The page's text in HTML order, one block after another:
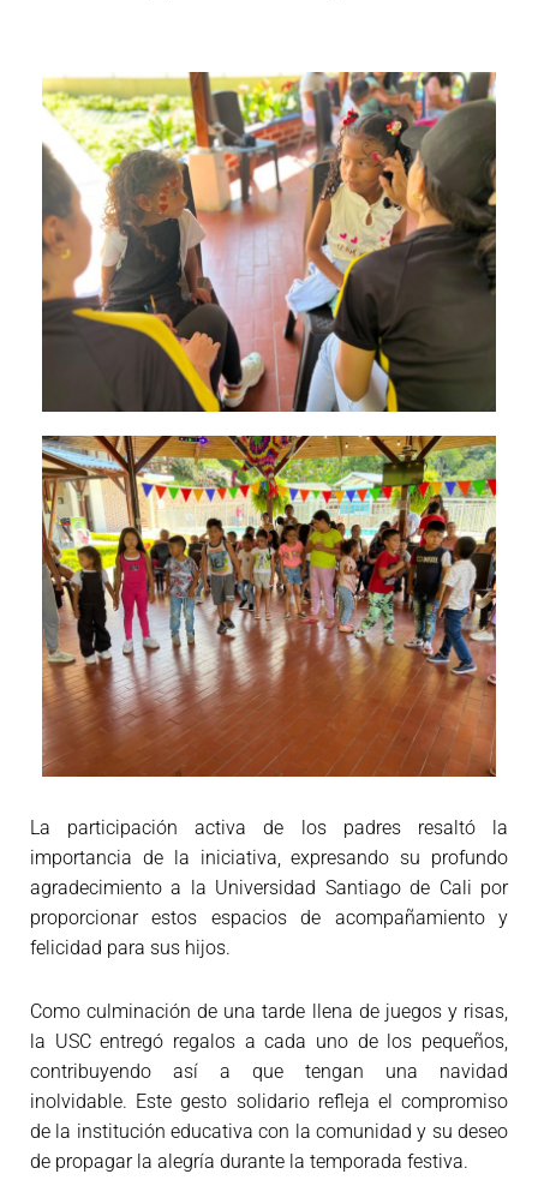
La participación activa de los padres resaltó la
importancia de la iniciativa, expresando su profundo
agradecimiento a la Universidad Santiago de Cali por
proporcionar estos espacios de acompañamiento y
felicidad para sus hijos.
Como culminación de una tarde llena de juegos y risas,
la USC entregó regalos a cada uno de los pequeños,
contribuyendo así a que tengan una navidad
inolvidable. Este gesto solidario refleja el compromiso
de la institución educativa con la comunidad y su deseo
de propagar la alegría durante la temporada festiva.